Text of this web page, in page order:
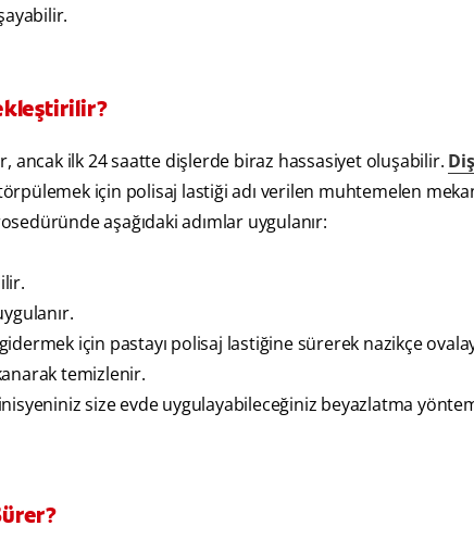
ancak ilk 24 saatte dişlerde biraz hassasiyet oluşabilir. Diş
için polisaj lastiği adı verilen muhtemelen
aşağıdaki adımlar uygulanır:
için pastayı polisaj lastiğine sürerek nazikçe
temizlenir.
size evde uygulayabileceğiniz beyazlatma